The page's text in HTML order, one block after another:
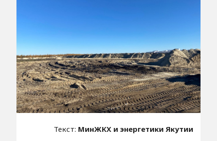
Текст: МинЖКХ и энергетики Якутии